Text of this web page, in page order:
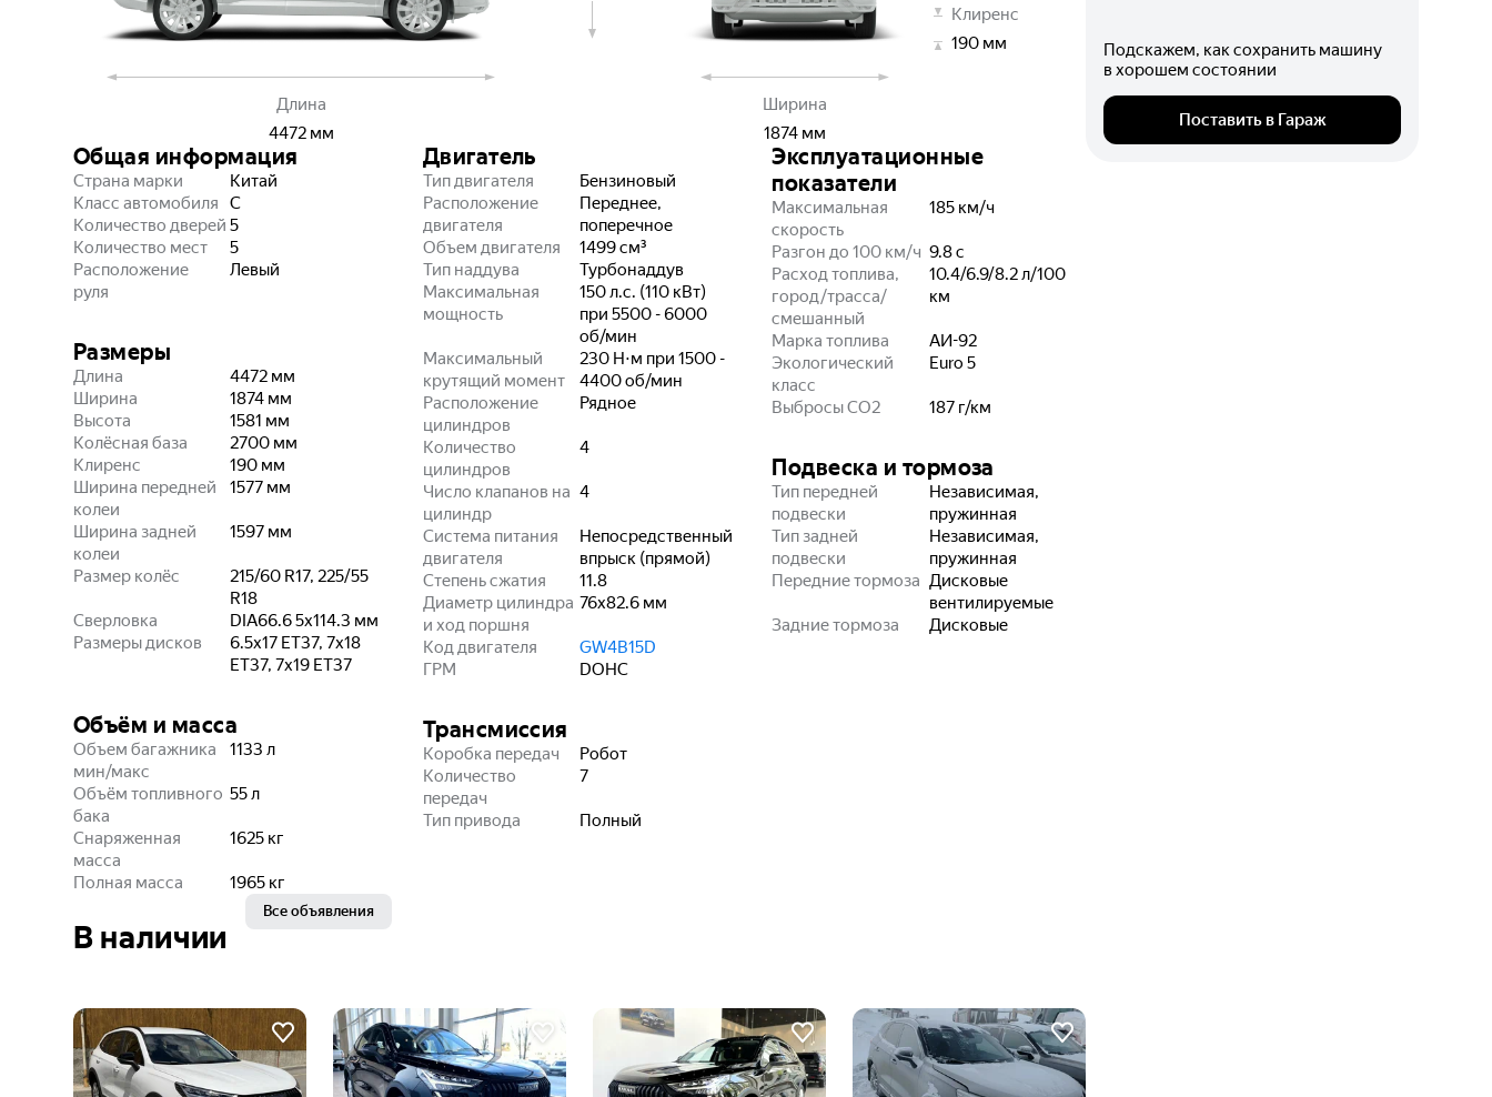
Клиренс
190 мм
Длина
4472 мм
Ширина
1874 мм
Общая информация
Страна марки
Китай
Класс автомобиля
C
Количество дверей 5
Количество мест
5
Расположение
руля
Левый
Размеры
Длина 4472 мм
Ширина
1874 мм
Высота
1581 мм
Колёсная база
2700 мм
Клиренс
190 мм
Ширина передней
колеи
1577 мм
Ширина задней
колеи
1597 мм
Размер колёс
215/60 R17, 225/55
R18
Сверловка
DIA66.6 5x114.3 мм
Размеры дисков
6.5x17 ET37, 7x18
ET37, 7x19 ET37
Объём и масса
Объем багажника
мин/макс
1133 л
Объём топливного
бака
55л
Снаряженная
масса
1625 кг
Полная масса 1965 кг
Двигатель
Тип двигателя
Бензиновый
Расположение
двигателя
Переднее,
поперечное
Объем двигателя
1499см³
Тип наддува
Турбонаддув
Максимальная
мощность
150 л.с. (110 кВт)
при 5500 - 6000
об/мин
Максимальный
крутящий момент
230 Н⋅м при 1500 -
4400 об/мин
Расположение
цилиндров
Рядное
Количество
цилиндров
4
Число клапанов на
цилиндр
4
Система питания
двигателя
Непосредственный
впрыск (прямой)
Степень сжатия
11.8
Диаметр цилиндра
и ход поршня
76x82.6 мм
Код двигателя
GW4B15D
ГРМ
DOHC
Трансмиссия
Коробка передач
Робот
Количество
передач
7
Тип привода Полный
Эксплуатационные
показатели
Максимальная
скорость
185 км/ч
Разгон до 100 км/ч 9.8с
Расход топлива,
город/трасса/
смешанный
10.4/6.9/8.2л/100
км
Марка топлива
АИ-92
Экологический
класс
Euro 5
Выбросы CO2 187 г/км
Подвеска и тормоза
Тип передней
подвески
Независимая,
пружинная
Тип задней
подвески
Независимая,
пружинная
Передние тормоза Дисковые
вентилируемые
Задние тормоза
Дисковые
В наличии
Все объявления
Подскажем, как сохранить машину
в хорошем состоянии
Поставить в Гараж